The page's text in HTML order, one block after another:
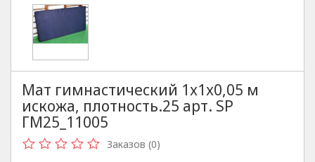
Мат гимнастический 1х1х0,05 м
искожа, плотность.25 арт. SP
ГМ25_11005
Заказов (0)